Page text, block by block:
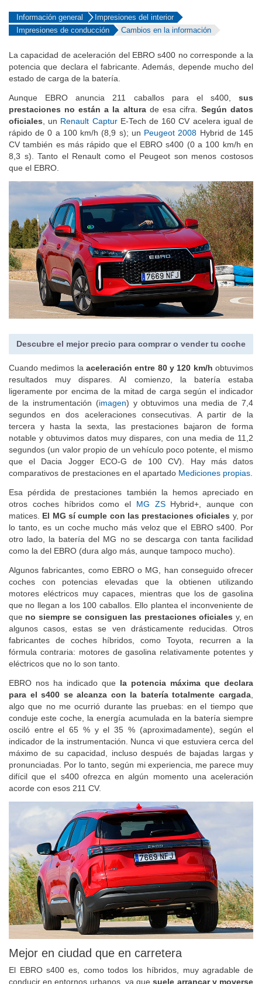
Información general
Impresiones del interior
Impresiones de conducción
Cambios en la información
La capacidad de aceleración del EBRO s400 no corresponde a la
potencia que declara el fabricante. Además, depende mucho del
estado de carga de la batería.
Aunque EBRO anuncia 211 caballos para el s400, sus
prestaciones no están a la alturade esa cifra. Según datos
oficiales , un Renault CapturE-Tech de 160 CV acelera igual de
rápido de 0 a 100 km/h (8,9 s); un Peugeot 2008 Hybrid de 145
CV también es más rápido que el EBRO s400 (0 a 100 km/h en
8,3 s). Tanto el Renault como el Peugeot son menos costosos
que el EBRO.
Descubre el mejor precio para comprar o vender tu coche
Cuando medimos la aceleración entre 80 y 120 km/h obtuvimos
resultados muy dispares. Al comienzo, la batería estaba
ligeramente por encima de la mitad de carga según el indicador
de la instrumentación (imagen) y obtuvimos una media de 7,4
segundos en dos aceleraciones consecutivas. A partir de la
tercera y hasta la sexta, las prestaciones bajaron de forma
notable y obtuvimos datos muy dispares, con una media de 11,2
segundos (un valor propio de un vehículo poco potente, el mismo
que el Dacia Jogger ECO-G de 100 CV). Hay más datos
comparativos de prestaciones en el apartado Mediciones propias
Esa pérdida de prestaciones también la hemos apreciado en
otros coches híbridos como el MG ZSHybrid+, aunque con
matices. El MG sí cumple con las prestaciones oficiales y, por
lo tanto, es un coche mucho más veloz que el EBRO s400. Por
otro lado, la batería del MG no se descarga con tanta facilidad
como la del EBRO (dura algo más, aunque tampoco mucho).
Algunos fabricantes, como EBRO o MG, han conseguido ofrecer
coches con potencias elevadas que la obtienen utilizando
motores eléctricos muy capaces, mientras que los de gasolina
que no llegan a los 100 caballos. Ello plantea el inconveniente de
que no siempre se consiguen las prestaciones oficiales y, en
algunos casos, estas se ven drásticamente reducidas. Otros
fabricantes de coches híbridos, como Toyota, recurren a la
fórmula contraria: motores de gasolina relativamente potentes y
eléctricos que no lo son tanto.
EBRO nos ha indicado que la potencia máxima que declara
para el s400 se alcanza con la batería totalmente cargada
algo que no me ocurrió durante las pruebas: en el tiempo que
conduje este coche, la energía acumulada en la batería siempre
osciló entre el 65 % y el 35 % (aproximadamente), según el
indicador de la instrumentación. Nunca vi que estuviera cerca del
máximo de su capacidad, incluso después de bajadas largas y
pronunciadas. Por lo tanto, según mi experiencia, me parece muy
difícil que el s400 ofrezca en algún momento una aceleración
acorde con esos 211 CV.
Mejor en ciudad que en carretera
El EBRO s400 es, como todos los híbridos, muy agradable de
conducir en entornos urbanos, ya quesuele arrancar y moverse